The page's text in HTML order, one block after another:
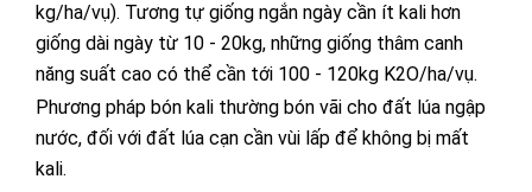
kg/ha/vụ). Tương tự giống ngắn ngày cần ít kali hơn
giống dài ngày từ 10 - 20kg, những giống thâm canh
năng suất cao có thể cần tới 100 - 120kg K2O/ha/vụ.
Phương pháp bón kali thường bón vãi cho đất lúa ngập
nước, đối với đất lúa cạn cần vùi lấp để không bị mất
kali.